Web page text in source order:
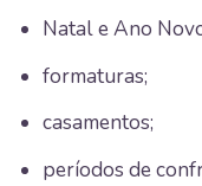
Natal e Ano
formaturas;
casamentos;
períodos de